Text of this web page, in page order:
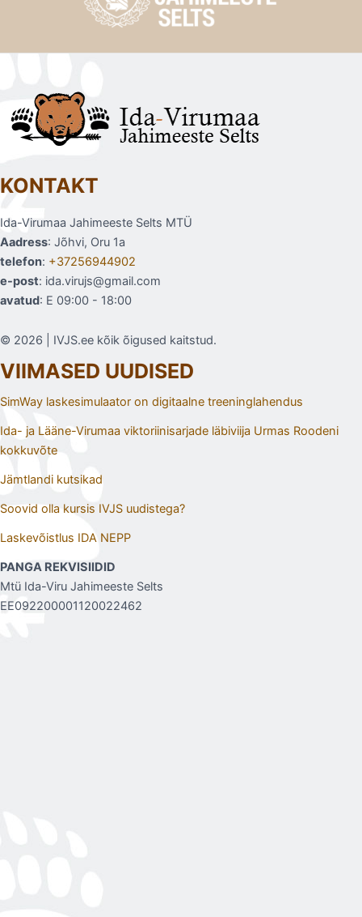
KONTAKT
Ida-Virumaa Jahimeeste Selts MTÜ
Aadress: Jõhvi, Oru 1a
telefon: +37256944902
e-post: ida.virujs@gmail.com
avatud: E 09:00 - 18:00
© 2026 | IVJS.ee kõik õigused kaitstud.
VIIMASED UUDISED
SimWay laskesimulaator on digitaalne treeninglahendus
Ida- ja Lääne-Virumaa viktoriinisarjade läbiviija Urmas Roodeni
kokkuvõte
Jämtlandi kutsikad
Soovid olla kursis IVJS uudistega?
Laskevõistlus IDA NEPP
PANGA REKVISIIDID
Mtü Ida-Viru Jahimeeste Selts
EE092200001120022462